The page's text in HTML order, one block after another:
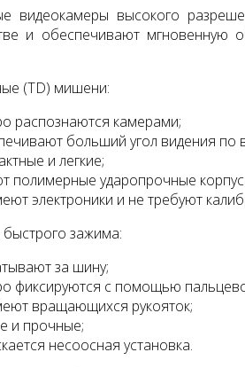
комплект
Launch Pilot
35055 руб.
видеокамеры высокого
и обеспечивают мгновенную
(TD) мишени:
распознаются камерами;
больший угол видения по
и легкие;
полимерные ударопрочные
электроники и не требуют
быстрого зажима:
за шину;
фиксируются с помощью
вращающихся рукояток;
и прочные;
несоосная установка.